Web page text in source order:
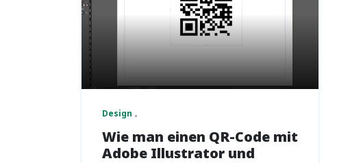
Design
Wie man einen QR-Code mit
Adobe Illustrator und